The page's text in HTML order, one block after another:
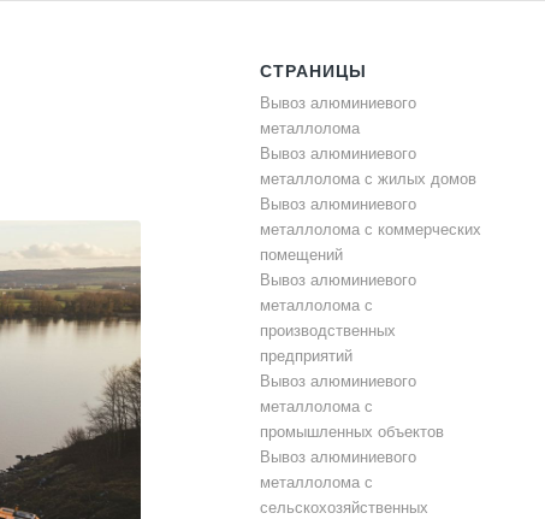
СТРАНИЦЫ
Вывоз алюминиевого
металлолома
Вывоз алюминиевого
металлолома с жилых домов
Вывоз алюминиевого
металлолома с коммерческих
помещений
Вывоз алюминиевого
металлолома с
производственных
предприятий
Вывоз алюминиевого
металлолома с
промышленных объектов
Вывоз алюминиевого
металлолома с
сельскохозяйственных